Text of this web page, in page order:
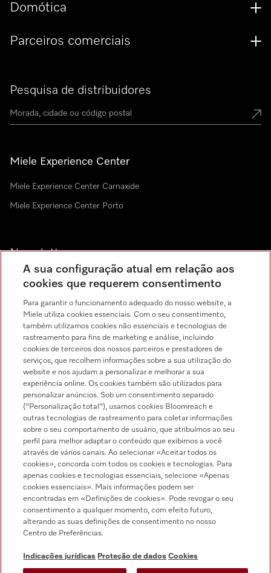
Pesquisa de distribuidores
Miele Experience Center
Miele Experience Center Carnaxide
Miele Experience Center Porto
Newsletter
Domótica
Parceiros comerciais
Indicações jurídicas
Condições gerais
Proteção de dados
Condições de utilização
Canal de Ética
Formulário de livre resolução
Miele no Instagram
Miele no Facebook
Miele no Youtube
A sua configuração atual em relação aos
cookies que requerem consentimento
Para garantir o funcionamento adequado do nosso website, a
Miele utiliza cookies essenciais. Com o seu consentimento,
também utilizamos cookies não essenciais e tecnologias de
rastreamento para fins de marketing e análise, incluindo
cookies de terceiros dos nossos parceiros e prestadores de
serviços, que recolhem informações sobre a sua utilização do
website e nos ajudam a personalizar e melhorar a sua
experiência online. Os cookies também são utilizados para
personalizar anúncios. Sob um consentimento separado
("Personalização total"), usamos cookies Bloomreach e
outras tecnologias de rastreamento para coletar informações
sobre o seu comportamento de usuário, que atribuímos ao seu
perfil para melhor adaptar o conteúdo que exibimos a você
através de vários canais. Ao selecionar «Aceitar todos os
cookies», concorda com todos os cookies e tecnologias. Para
apenas cookies e tecnologias essenciais, selecione «Apenas
cookies essenciais». Mais informações podem ser
encontradas em «Definições de cookies». Pode revogar o seu
consentimento a qualquer momento, com efeito futuro,
alterando as suas definições de consentimento no nosso
Centro de Preferências.
Indicações jurídicas Proteção de dados Cookies